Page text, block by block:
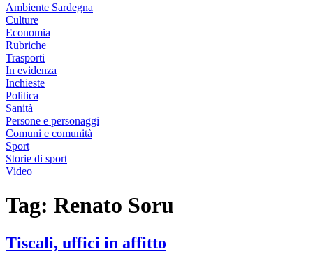
Ambiente Sardegna
Culture
Economia
Rubriche
Trasporti
In evidenza
Inchieste
Politica
Sanità
Persone e personaggi
Comuni e comunità
Sport
Storie di sport
Video
Tag: Renato Soru
Tiscali, uffici in affitto